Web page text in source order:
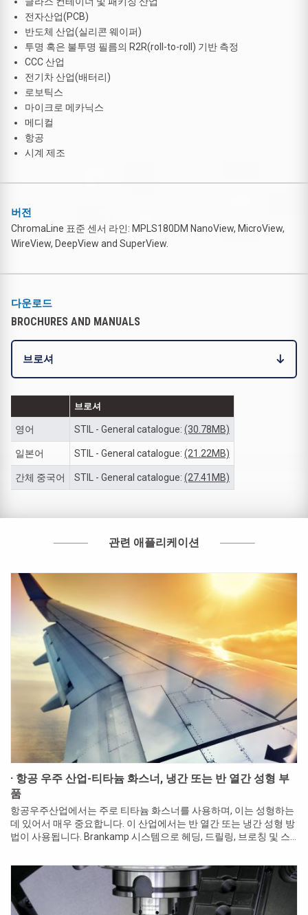
전자산업(PCB)
반도체 산업(실리콘 웨이퍼)
투명 혹은 불투명 필름의 R2R(roll-to-roll) 기반 측정
CCC 산업
전기차 산업(배터리)
로보틱스
마이크로 메카닉스
메디컬
항공
시계 제조
버전
ChromaLine 표준 센서 라인: MPLS180DM NanoView, MicroView,
WireView, DeepView and SuperView.
다운로드
BROCHURES AND MANUALS
브로셔
브로셔
영어 STIL - General catalogue: (30.78MB)
일본어 STIL - General catalogue: (21.22MB)
간체 중국어 STIL - General catalogue: (27.41MB)
관련 애플리케이션
· 항공 우주 산업-티타늄 화스너, 냉간 또는 반 열간 성형 부
품
항공우주산업에서는 주로 티타늄 화스너를 사용하며, 이는 성형하는
데 있어서 매우 중요합니다. 이 산업에서는 반 열간 또는 냉간 성형 방
법이 사용됩니다. Brankamp 시스템으로 헤딩, 드릴링, 브로칭 및 스